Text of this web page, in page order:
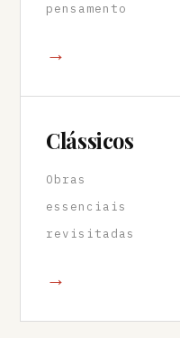
pensamento
→
Clássicos
Obras
essenciais
revisitadas
→